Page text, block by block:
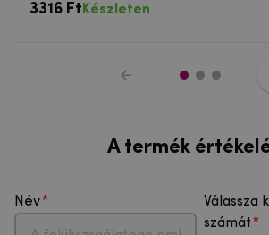
3316 Ft Készleten
A termék
Név
Válassza
számát